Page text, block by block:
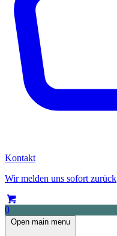
Kontakt
Wir melden uns sofort zurück
0
Open main menu